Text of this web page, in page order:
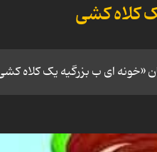
کلاه کشی
«خونه ای ب بزرگیه یک کلاه